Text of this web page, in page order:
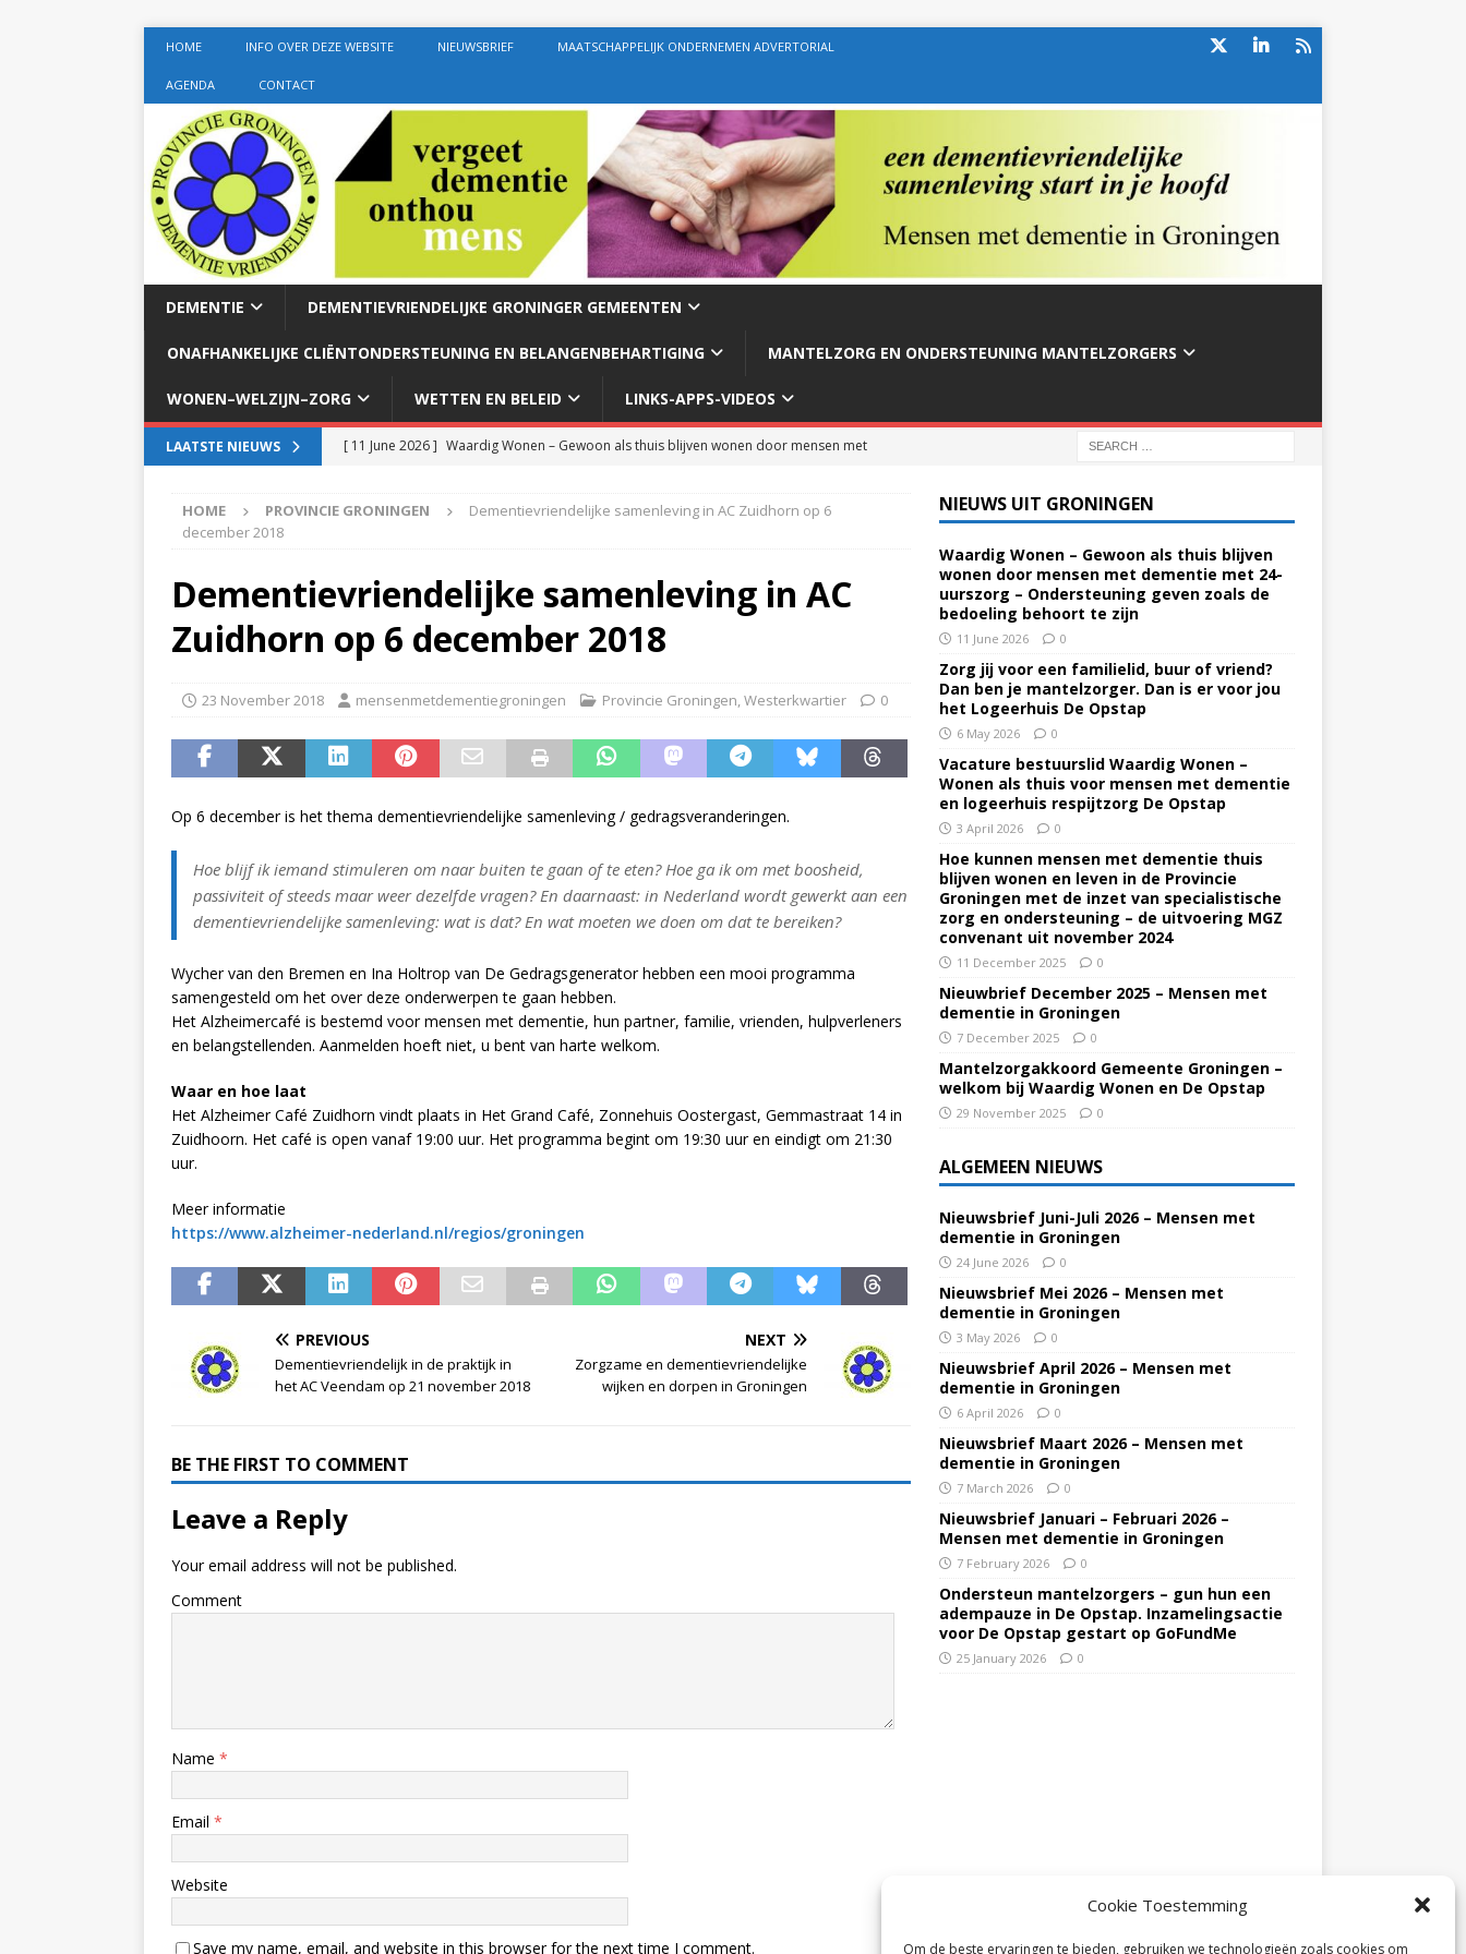
Cookie Toestemming
Om de beste ervaringen te bieden, gebruiken we technologieën zoals cookies om
HOME INFO OVER DEZE WEBSITE NIEUWSBRIEF MAATSCHAPPELIJK ONDERNEMEN ADVERTORIAL
AGENDA CONTACT
DEMENTIE DEMENTIEVRIENDELIJKE GRONINGER GEMEENTEN
ONAFHANKELIJKE CLIËNTONDERSTEUNING EN BELANGENBEHARTIGING MANTELZORG EN ONDERSTEUNING MANTELZORGERS
WONEN–WELZIJN–ZORG WETTEN EN BELEID LINKS-APPS-VIDEOS
LAATSTE NIEUWS [ 11 June 2026 ] Waardig Wonen – Gewoon als thuis blijven wonen door mensen met
APPINGEDAM
is er voor jou het Logeerhuis De Opstap
GRONINGEN
[ 3 May 2026 ] Nieuwsbrief Mei 2026 – Mensen met dementie in Groningen
[ 6 April 2026 ] Nieuwsbrief April 2026 – Mensen met dementie in Groningen
ALGEMEEN NIEUWS
[ 24 June 2026 ] Nieuwsbrief Juni-Juli 2026 – Mensen met dementie in Groningen
ALGEMEEN NIEUWS
HOME PROVINCIE GRONINGEN
Dementievriendelijke samenleving in AC Zuidhorn op 6
december 2018
Dementievriendelijke samenleving in AC
Zuidhorn op 6 december 2018
23 November 2018 mensenmetdementiegroningen Provincie Groningen Westerkwartier 0
Op 6 december is het thema dementievriendelijke samenleving / gedragsveranderingen.
Hoe blijf ik iemand stimuleren om naar buiten te gaan of te eten? Hoe ga ik om met boosheid,
passiviteit of steeds maar weer dezelfde vragen? En daarnaast: in Nederland wordt gewerkt aan een
dementievriendelijke samenleving: wat is dat? En wat moeten we doen om dat te bereiken?
Wycher van den Bremen en Ina Holtrop van De Gedragsgenerator hebben een mooi programma
samengesteld om het over deze onderwerpen te gaan hebben.
Het Alzheimercafé is bestemd voor mensen met dementie, hun partner, familie, vrienden, hulpverleners
en belangstellenden. Aanmelden hoeft niet, u bent van harte welkom.
Waar en hoe laat
Het Alzheimer Café Zuidhorn vindt plaats in Het Grand Café, Zonnehuis Oostergast, Gemmastraat 14 in
Zuidhoorn. Het café is open vanaf 19:00 uur. Het programma begint om 19:30 uur en eindigt om 21:30
uur.
Meer informatie
https://www.alzheimer-nederland.nl/regios/groningen
PREVIOUS
Dementievriendelijk in de praktijk in
het AC Veendam op 21 november 2018
NEXT
Zorgzame en dementievriendelijke
wijken en dorpen in Groningen
BE THE FIRST TO COMMENT
Leave a Reply
Your email address will not be published.
Comment
Name *
Email *
Website
Save my name, email, and website in this browser for the next time I comment.
NIEUWS UIT GRONINGEN
Waardig Wonen – Gewoon als thuis blijven
wonen door mensen met dementie met 24-
uurszorg – Ondersteuning geven zoals de
bedoeling behoort te zijn
11 June 2026 0
Zorg jij voor een familielid, buur of vriend?
Dan ben je mantelzorger. Dan is er voor jou
het Logeerhuis De Opstap
6 May 2026 0
Vacature bestuurslid Waardig Wonen –
Wonen als thuis voor mensen met dementie
en logeerhuis respijtzorg De Opstap
3 April 2026 0
Hoe kunnen mensen met dementie thuis
blijven wonen en leven in de Provincie
Groningen met de inzet van specialistische
zorg en ondersteuning – de uitvoering MGZ
convenant uit november 2024
11 December 2025 0
Nieuwbrief December 2025 – Mensen met
dementie in Groningen
7 December 2025 0
Mantelzorgakkoord Gemeente Groningen –
welkom bij Waardig Wonen en De Opstap
29 November 2025 0
ALGEMEEN NIEUWS
Nieuwsbrief Juni-Juli 2026 – Mensen met
dementie in Groningen
24 June 2026 0
Nieuwsbrief Mei 2026 – Mensen met
dementie in Groningen
3 May 2026 0
Nieuwsbrief April 2026 – Mensen met
dementie in Groningen
6 April 2026 0
Nieuwsbrief Maart 2026 – Mensen met
dementie in Groningen
7 March 2026 0
Nieuwsbrief Januari – Februari 2026 –
Mensen met dementie in Groningen
7 February 2026 0
Ondersteun mantelzorgers – gun hun een
adempauze in De Opstap. Inzamelingsactie
voor De Opstap gestart op GoFundMe
25 January 2026 0